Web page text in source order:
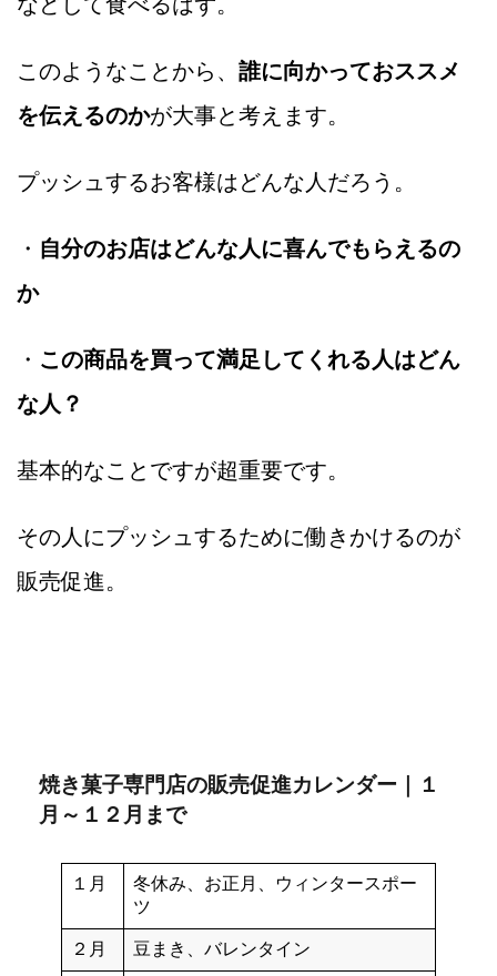
このようなことから、 誰に向かっておススメ
を伝えるのかが大事と考えます。
プッシュするお客様はどんな人だろう。
・ 自分のお店はどんな人に喜んでもらえるの
か
・ この商品を買って満足してくれる人はどん
な人？
基本的なことですが超重要です。
その人にプッシュするために働きかけるのが
販売促進。
焼き菓子専門店の販売促進カレンダー｜１
月～１２月まで
１月
冬休み、お正月、ウィンタースポー
ツ
２月 豆まき、バレンタイン